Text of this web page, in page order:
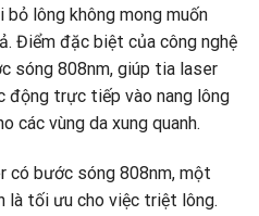
lông không mong muốn
Điểm đặc biệt của công nghệ
sóng 808nm, giúp tia laser
động trực tiếp vào nang lông
các vùng da xung quanh.
có bước sóng 808nm, một
là tối ưu cho việc triệt lông.